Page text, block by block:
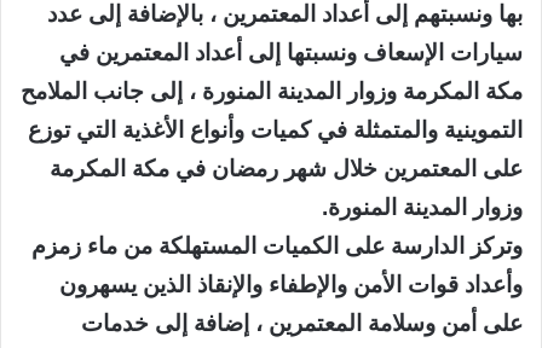
بها ونسبتهم إلى أعداد المعتمرين ، بالإضافة إلى عدد
سيارات الإسعاف ونسبتها إلى أعداد المعتمرين في
مكة المكرمة وزوار المدينة المنورة ، إلى جانب الملامح
التموينية والمتمثلة في كميات وأنواع الأغذية التي توزع
على المعتمرين خلال شهر رمضان في مكة المكرمة
وزوار المدينة المنورة.
وتركز الدارسة على الكميات المستهلكة من ماء زمزم
وأعداد قوات الأمن والإطفاء والإنقاذ الذين يسهرون
على أمن وسلامة المعتمرين ، إضافة إلى خدمات